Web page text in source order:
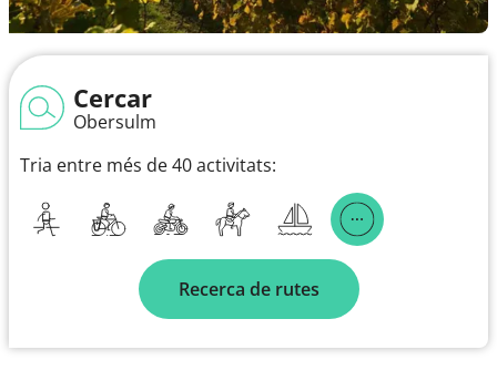
Cercar
Obersulm
Tria entre més de 40 activitats:
Recerca de rutes